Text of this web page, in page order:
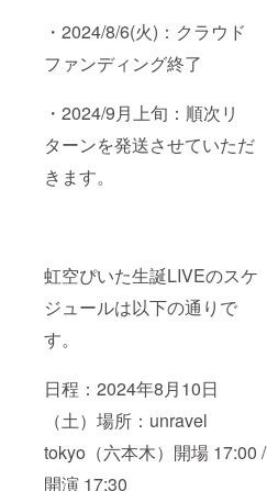
・2024/8/6(火)：クラウド
ファンディング終了
・2024/9月上旬：順次リ
ターンを発送させていただ
きます。
虹空ぴいた生誕LIVEのスケ
ジュールは以下の通りで
す。
日程：2024年8月10日
（土）場所：unravel
tokyo（六本木）開場 17:00 /
開演 17:30